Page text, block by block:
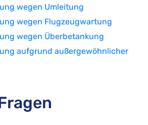
wegen Umleitung
wegen Flugzeugwartung
wegen Überbetankung
aufgrund außergewöhnlicher